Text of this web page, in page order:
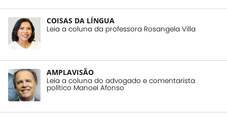
COISAS DA LÍNGUA
Leia a coluna da professora Rosangela Villa
AMPLAVISÃO
Leia a coluna do advogado e comentarista
político Manoel Afonso